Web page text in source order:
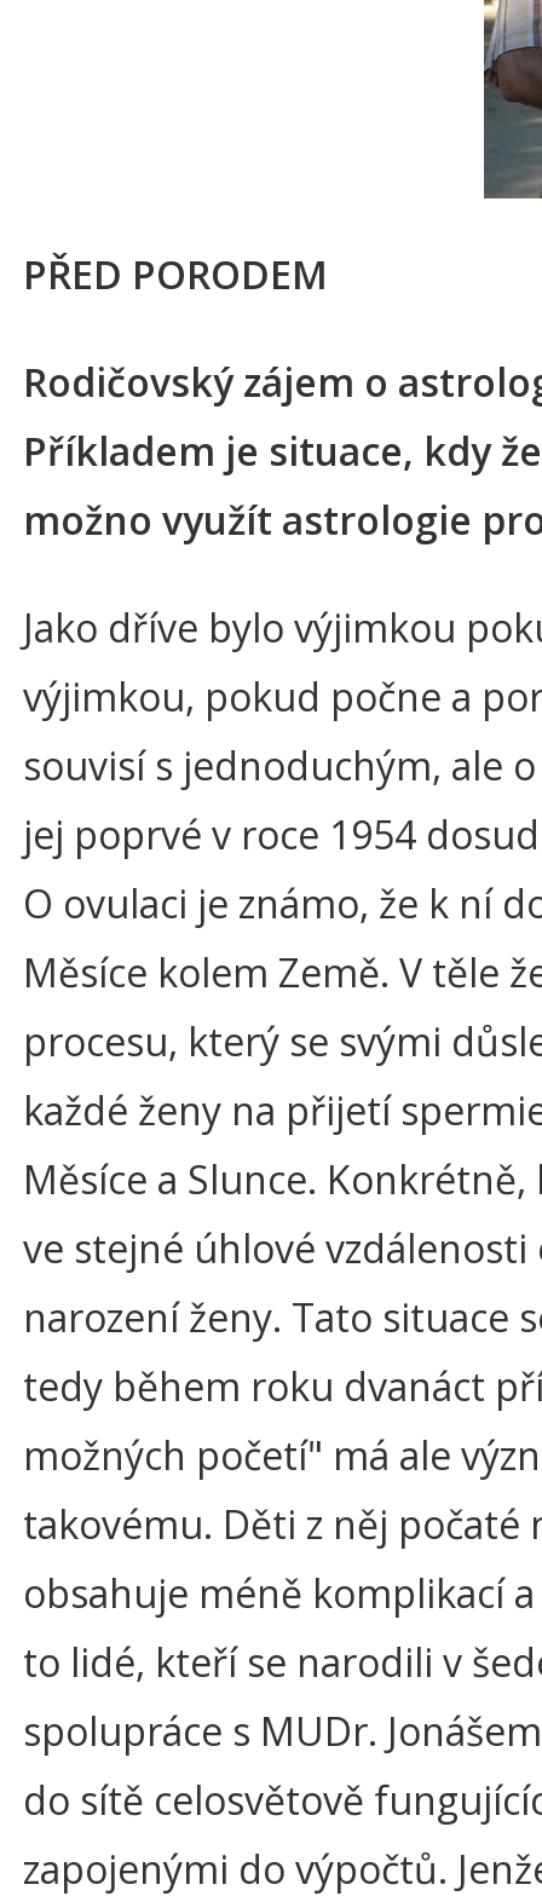
PŘED PORODEM
Rodičovský zájem o
Příkladem je situace, kdy
možno využít astrologie
Jako dříve bylo výjimkou
výjimkou, pokud počne a
souvisí s jednoduchým, ale
jej poprvé v roce 1954
O ovulaci je známo, že k ní
Měsíce kolem Země. V těle
procesu, který se svými
každé ženy na přijetí
Měsíce a Slunce.
ve stejné úhlové vzdálenosti
narození ženy. Tato situace
tedy během roku dvanáct
možných početí" má ale
takovému. Děti z něj
obsahuje méně komplikací
to lidé, kteří se narodili v
spolupráce s MUDr.
do sítě celosvětově
zapojenými do výpočtů.